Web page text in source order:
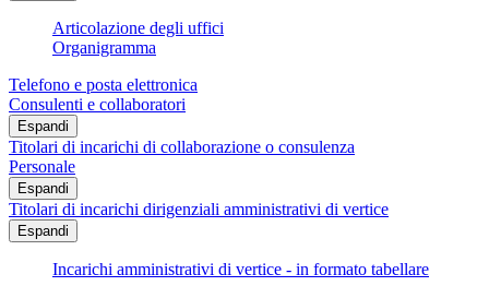
Articolazione degli uffici
Organigramma
Telefono e posta elettronica
Consulenti e collaboratori
Espandi
Titolari di incarichi di collaborazione o consulenza
Personale
Espandi
Titolari di incarichi dirigenziali amministrativi di vertice
Espandi
Incarichi amministrativi di vertice - in formato tabellare